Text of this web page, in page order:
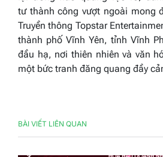
tư thành công vượt ngoài mong
Truyền thông Topstar
thành phố Vĩnh Yên, tỉnh Vĩnh
đầu hạ, nơi thiên nhiên và văn
một bức tranh đăng quang đầy
BÀI VIẾT LIÊN QUAN